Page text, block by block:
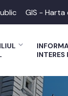
GIS - Harta
INTERES